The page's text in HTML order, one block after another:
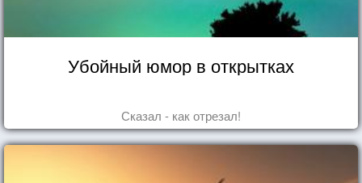
Убойный юмор в открытках
Сказал - как отрезал!